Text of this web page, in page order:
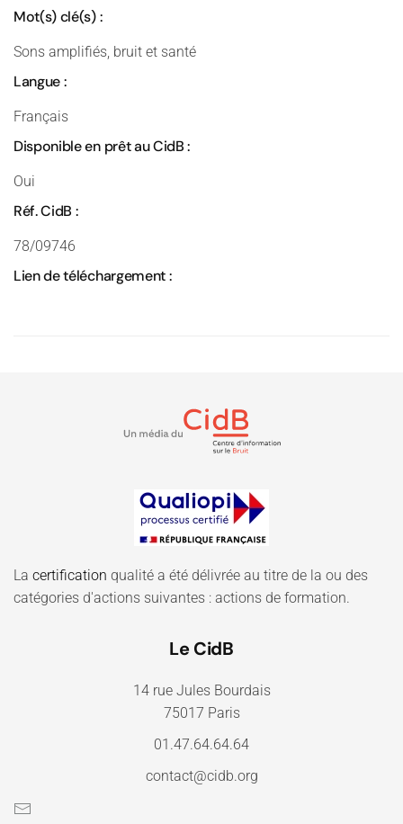
Mot(s) clé(s) :
Sons amplifiés, bruit et santé
Langue :
Français
Disponible en prêt au CidB :
Oui
Réf. CidB :
78/09746
Lien de téléchargement :
La certification qualité a été délivrée au titre de la ou des
catégories d'actions suivantes : actions de formation.
Le CidB
14 rue Jules Bourdais
75017 Paris
01.47.64.64.64
contact@cidb.org